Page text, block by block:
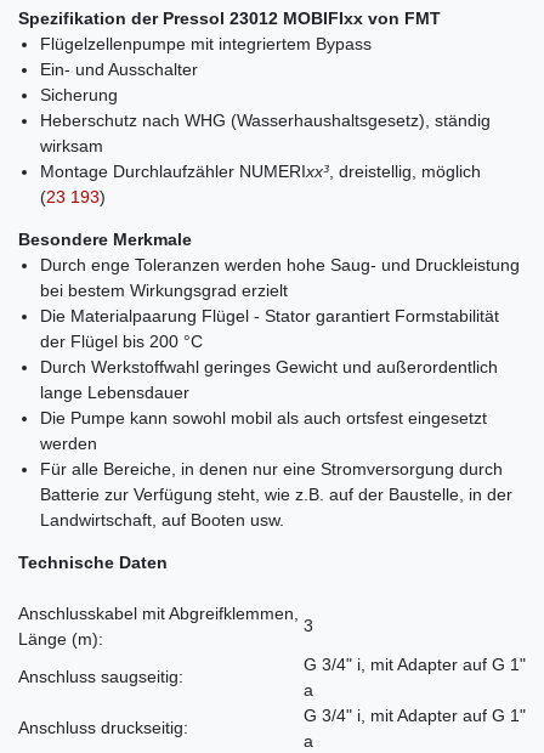
Spezifikation der Pressol 23012 MOBIFIxx von FMT
Flügelzellenpumpe mit integriertem Bypass
Ein- und Ausschalter
Sicherung
Heberschutz nach WHG (Wasserhaushaltsgesetz), ständig
wirksam
Montage Durchlaufzähler NUMERIxx³, dreistellig, möglich
(23 193)
Besondere Merkmale
Durch enge Toleranzen werden hohe Saug- und Druckleistung
bei bestem Wirkungsgrad erzielt
Die Materialpaarung Flügel - Stator garantiert Formstabilität
der Flügel bis 200 °C
Durch Werkstoffwahl geringes Gewicht und außerordentlich
lange Lebensdauer
Die Pumpe kann sowohl mobil als auch ortsfest eingesetzt
werden
Für alle Bereiche, in denen nur eine Stromversorgung durch
Batterie zur Verfügung steht, wie z.B. auf der Baustelle, in der
Landwirtschaft, auf Booten usw.
Technische Daten
Anschlusskabel mit Abgreifklemmen,
Länge (m):
3
Anschluss saugseitig:
G 3/4" i, mit Adapter auf G 1"
a
Anschluss druckseitig:
G 3/4" i, mit Adapter auf G 1"
a